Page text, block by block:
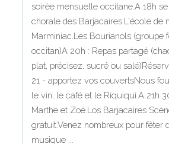
soirée mensuelle occitane.A 18h
chorale des Barjacaires.L'école de
Marminiac.Les Bourianols (groupe
occitan)A 20h : Repas partagé
plat, précisez, sucré ou
21 - apportez vos couvertsNous
le vin, le café et le Riquiqui.A 21h
Marthe et Zoé.Los Barjacaires
gratuit.Venez nombreux pour fêter
musique ...